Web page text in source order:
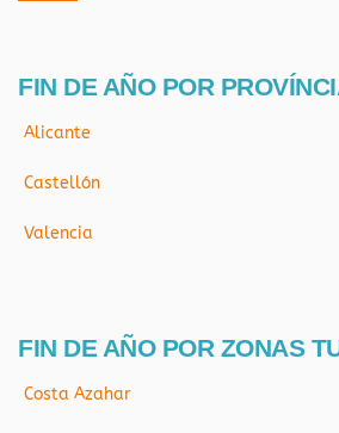
FIN DE AÑO POR
Alicante
Castellón
Valencia
FIN DE AÑO POR ZONAS
Costa Azahar